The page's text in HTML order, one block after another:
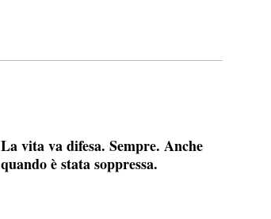
La vita va difesa. Sempre. Anche
quando è stata soppressa.